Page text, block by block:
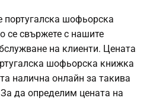
португалска шофьорска
се свържете с нашите
на клиенти. Цената
шофьорска книжка
налична онлайн за такива
да определим цената на